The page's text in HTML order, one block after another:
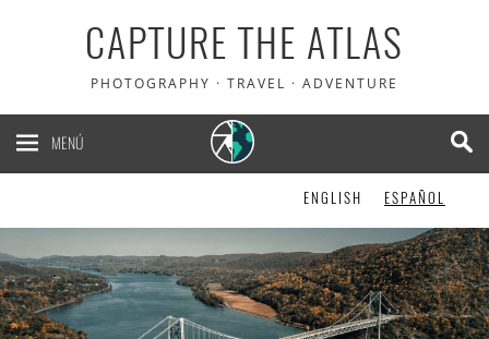
CAPTURE THE ATLAS
PHOTOGRAPHY · TRAVEL · ADVENTURE
MENÚ
ENGLISH ESPAÑOL
5% de descuento en
Heymondo , el seguro de
viaje que usamos nosotros